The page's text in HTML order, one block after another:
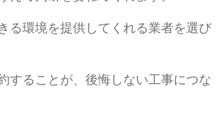
る環境を提供してくれる業者を選び
することが、後悔しない工事につな